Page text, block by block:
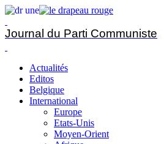
Journal du Parti Communiste
Actualités
Editos
Belgique
International
Europe
Etats-Unis
Moyen-Orient